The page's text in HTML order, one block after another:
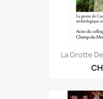
La Grotte